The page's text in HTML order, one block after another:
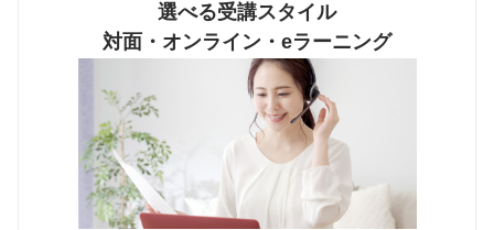
選べる受講スタイル
対面・オンライン・eラーニング